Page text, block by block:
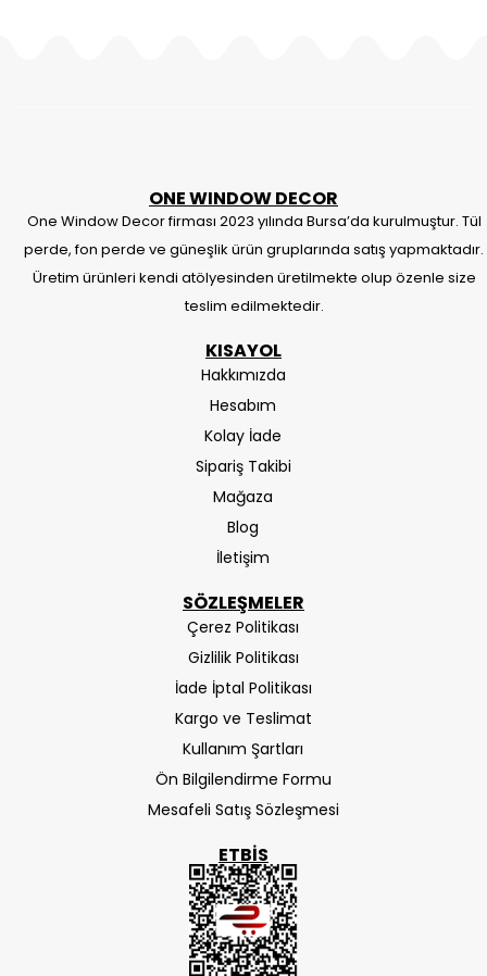
ONE WINDOW DECOR
One Window Decor firması 2023 yılında Bursa’da kurulmuştur. Tül
perde, fon perde ve güneşlik ürün gruplarında satış yapmaktadır.
Üretim ürünleri kendi atölyesinden üretilmekte olup özenle size
teslim edilmektedir.
KISAYOL
Hakkımızda
Hesabım
Kolay İade
Sipariş Takibi
Mağaza
Blog
İletişim
SÖZLEŞMELER
Çerez Politikası
Gizlilik Politikası
İade İptal Politikası
Kargo ve Teslimat
Kullanım Şartları
Ön Bilgilendirme Formu
Mesafeli Satış Sözleşmesi
ETBIS